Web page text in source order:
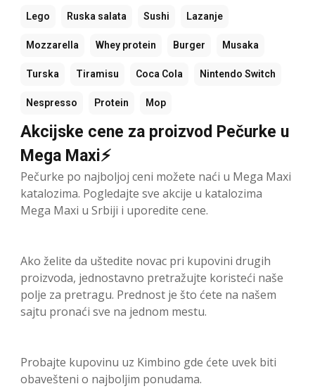
Lego Ruska salata Sushi Lazanje
Mozzarella Whey protein Burger Musaka
Turska Tiramisu Coca Cola Nintendo Switch
Nespresso Protein Mop
Akcijske cene za proizvod Pečurke u
Mega Maxi⚡
Pečurke po najboljoj ceni možete naći u Mega Maxi
katalozima. Pogledajte sve akcije u katalozima
Mega Maxi u Srbiji i uporedite cene.
Ako želite da uštedite novac pri kupovini drugih
proizvoda, jednostavno pretražujte koristeći naše
polje za pretragu. Prednost je što ćete na našem
sajtu pronaći sve na jednom mestu.
Probajte kupovinu uz Kimbino gde ćete uvek biti
obavešteni o najboljim ponudama.